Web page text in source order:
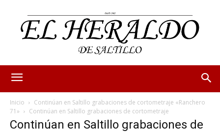
Inicio
Continúan en Saltillo grabaciones de cortometraje «Ranchero
71»
Continúan en Saltillo grabaciones de cortometraje
Continúan en Saltillo grabaciones de